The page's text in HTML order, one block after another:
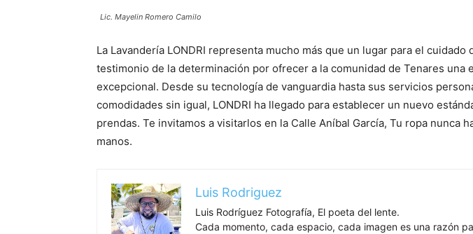
Lic. Mayelin Romero Camilo
La Lavandería LONDRI representa mucho más que un lugar para el cuidado
testimonio de la determinación por ofrecer a la comunidad de Tenares una
excepcional. Desde su tecnología de vanguardia hasta sus servicios
comodidades sin igual, LONDRI ha llegado para establecer un nuevo
prendas. Te invitamos a visitarlos en la Calle Aníbal García, Tu ropa nunca
manos.
Luis Rodriguez
Luis Rodríguez Fotografía, El poeta del lente.
Cada momento, cada espacio, cada imagen es una razón